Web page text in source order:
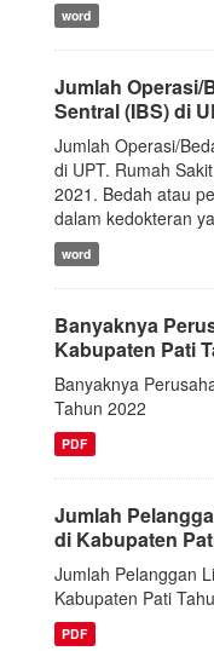
word
Jumlah Operasi/
Sentral (IBS) di
Jumlah Operasi/
di UPT. Rumah
2021. Bedah atau
dalam kedokteran
word
Banyaknya
Kabupaten Pati
Banyaknya
Tahun 2022
PDF
Jumlah
di Kabupaten
Jumlah Pelanggan
Kabupaten Pati
PDF